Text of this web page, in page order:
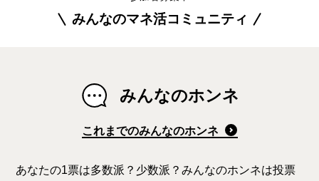
みんなのマネ活コミュニティ
みんなのホンネ
これまでのみんなのホンネ
あなたの1票は多数派？少数派？みんなのホンネは投票